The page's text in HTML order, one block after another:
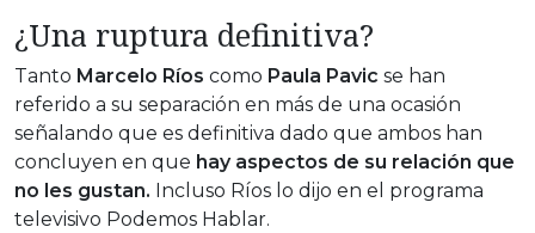
¿Una ruptura definitiva?
Tanto Marcelo Ríos como Paula Pavic se han
referido a su separación en más de una ocasión
señalando que es definitiva dado que ambos han
concluyen en que hay aspectos de su relación que
no les gustan. Incluso Ríos lo dijo en el programa
televisivo Podemos Hablar.